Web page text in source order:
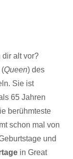
dir alt vor?
(Queen) des
Sie ist
65 Jahren
berühmteste
schon mal von
und
in Great